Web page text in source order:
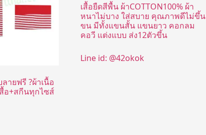
ายฟรี ?ผ้าเนื้อ
อ+สกีนทุกไซส์
เสื้อยืดสีพื้น ผ้าCOTTON100% ผ้า
หนาไม่บาง ใส่สบาย คุณภาพดีไม่ขึ้น
ขน มีทั้งแขนสั้น แขนยาว คอกลม
คอวี แต่งแบบ ส่ง12ตัวขึ้น
Line id: @42okok